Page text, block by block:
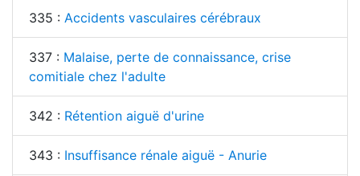
335 : Accidents vasculaires cérébraux
337 : Malaise, perte de connaissance, crise
comitiale chez l'adulte
342 : Rétention aiguë d'urine
343 : Insuffisance rénale aiguë - Anurie